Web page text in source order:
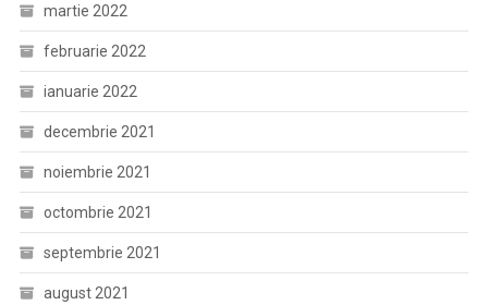
martie 2022
februarie 2022
ianuarie 2022
decembrie 2021
noiembrie 2021
octombrie 2021
septembrie 2021
august 2021